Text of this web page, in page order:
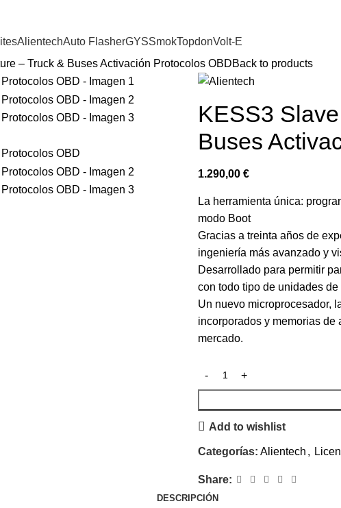
AlientechAuto FlasherGYSSmokTopdonVolt-E
– Truck & Buses Activación Protocolos OBDBack to products
KESS3
Buses
1.290,00 €
La herramienta única:
modo Boot
Gracias a treinta años de
ingeniería más avanzado y
Desarrollado para permitir
con todo tipo de unidades
Un nuevo microprocesador,
incorporados y memorias de
mercado.
Add to wishlist
Categorías: Alientech ,
Share:
DESCRIPCIÓN